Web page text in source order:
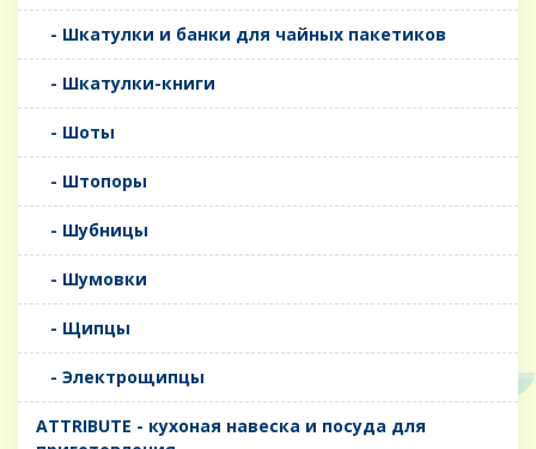
- Шкатулки и банки для чайных пакетиков
- Шкатулки-книги
- Шоты
- Штопоры
- Шубницы
- Шумовки
- Щипцы
- Электрощипцы
ATTRIBUTE - кухоная навеска и посуда для